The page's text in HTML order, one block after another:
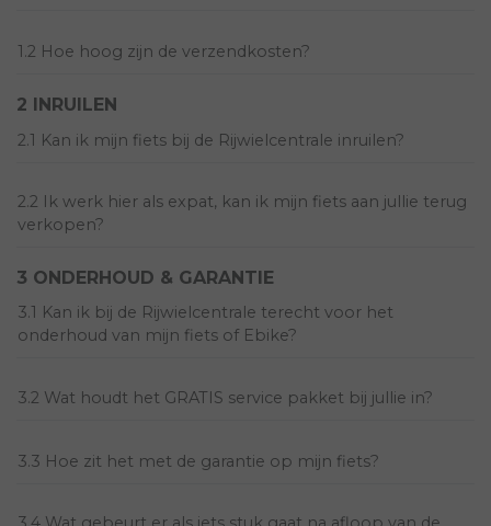
1.2 Hoe hoog zijn de verzendkosten?
2 INRUILEN
2.1 Kan ik mijn fiets bij de Rijwielcentrale inruilen?
2.2 Ik werk hier als expat, kan ik mijn fiets aan jullie terug
verkopen?
3 ONDERHOUD & GARANTIE
3.1 Kan ik bij de Rijwielcentrale terecht voor het
onderhoud van mijn fiets of Ebike?
3.2 Wat houdt het GRATIS service pakket bij jullie in?
3.3 Hoe zit het met de garantie op mijn fiets?